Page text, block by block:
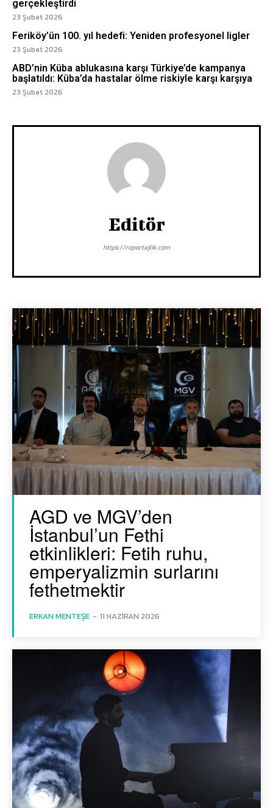
gerçekleştirdi
23 Şubat 2026
Feriköy’ün 100. yıl hedefi: Yeniden profesyonel ligler
23 Şubat 2026
ABD’nin Küba ablukasına karşı Türkiye’de kampanya
başlatıldı: Küba’da hastalar ölme riskiyle karşı karşıya
23 Şubat 2026
Editör
https://roportajlik.com
AGD ve MGV’den
İstanbul’un Fethi
etkinlikleri: Fetih ruhu,
emperyalizmin surlarını
fethetmektir
ERKAN MENTEŞE - 11 HAZIRAN 2026